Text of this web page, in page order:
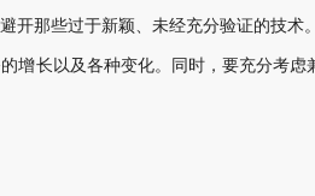
开那些过于新颖、未经充分验证的技术
增长以及各种变化。同时，要充分考虑